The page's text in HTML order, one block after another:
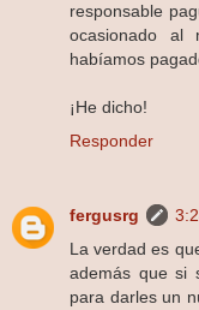
responsable
ocasionado
habíamos
¡He dicho!
Responder
fergusrg
La verdad es
además que si
para darles un